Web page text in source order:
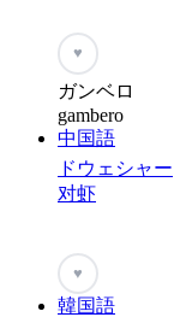
♥
ガンベロ
gambero
中国語
ドウェシャー
对虾
♥
韓国語